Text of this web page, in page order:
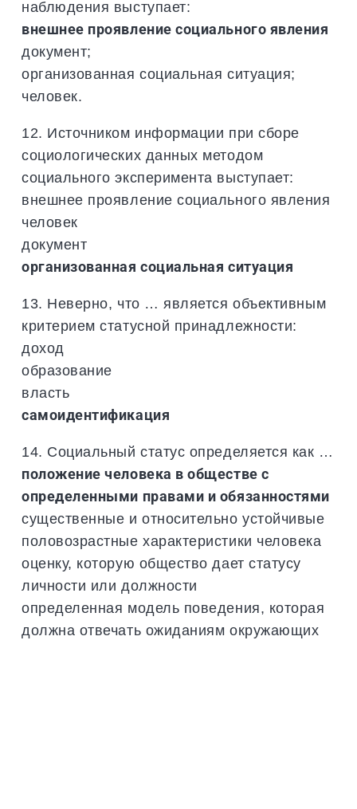
наблюдения выступает:
внешнее проявление социального явления
документ;
организованная социальная ситуация;
человек.
12. Источником информации при сборе
социологических данных методом
социального эксперимента выступает:
внешнее проявление социального явления
человек
документ
организованная социальная ситуация
13. Неверно, что … является объективным
критерием статусной принадлежности:
доход
образование
власть
самоидентификация
14. Социальный статус определяется как …
положение человека в обществе с
определенными правами и обязанностями
существенные и относительно устойчивые
половозрастные характеристики человека
оценку, которую общество дает статусу
личности или должности
определенная модель поведения, которая
должна отвечать ожиданиям окружающих